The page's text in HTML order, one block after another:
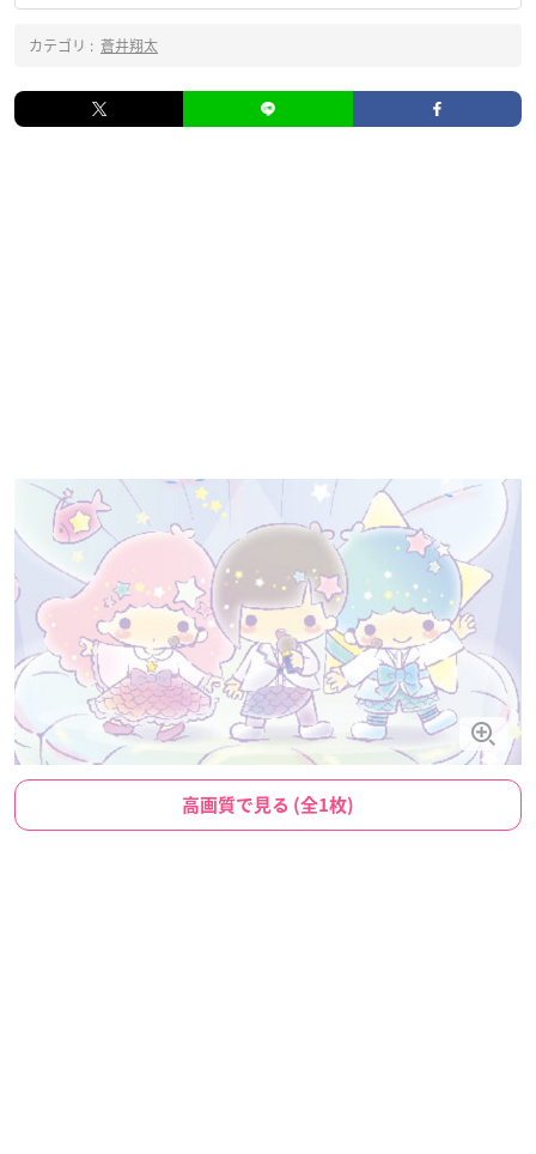
カテゴリ : 蒼井翔太
高画質で見る (全1枚)